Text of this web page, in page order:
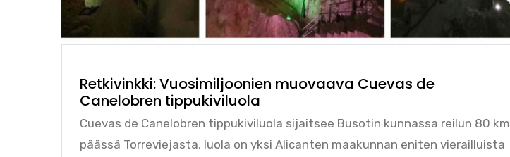
Retkivinkki: Vuosimiljoonien muovaava Cuevas de
Canelobren tippukiviluola
Cuevas de Canelobren tippukiviluola sijaitsee Busotin kunnassa reilun 80 km
päässä Torreviejasta, luola on yksi Alicanten maakunnan eniten vierailluista